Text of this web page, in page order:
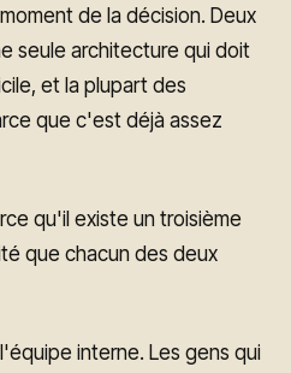
de la décision. Deux
seule architecture qui doit
et la plupart des
que c'est déjà assez
qu'il existe un troisième
que chacun des deux
interne. Les gens qui